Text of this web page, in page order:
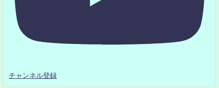
チャンネル登録